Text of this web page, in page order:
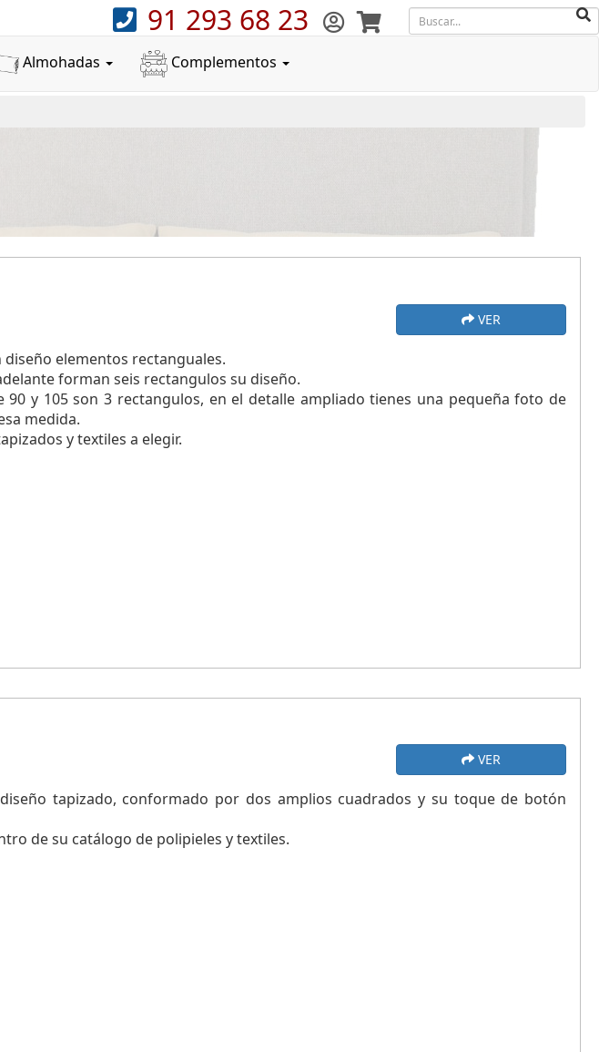
91 293 68 23
Almohadas Complementos
VER
diseño elementos rectanguales.
forman seis rectangulos su diseño.
90 y 105 son 3 rectangulos, en el detalle ampliado tienes una pequeña foto de
medida.
y textiles a elegir.
VER
tapizado, conformado por dos amplios cuadrados y su toque de botón
de su catálogo de polipieles y textiles.